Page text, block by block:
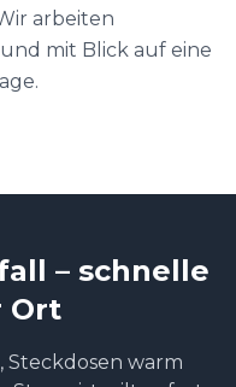
arbeiten
mit Blick auf eine
– schnelle
Ort
warm